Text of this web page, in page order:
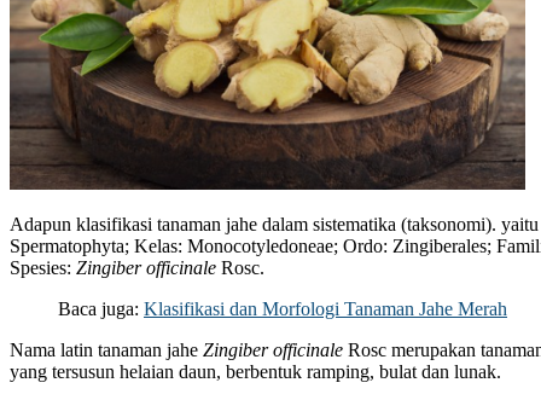
Adapun klasifikasi tanaman jahe dalam sistematika (taksonomi).
Spermatophyta; Kelas: Monocotyledoneae; Ordo: Zingiberales;
Spesies: Zingiber officinale Rosc.
Baca juga: Klasifikasi dan Morfologi Tanaman Jahe Merah
Nama latin tanaman jahe Zingiber officinale Rosc merupakan
yang tersusun helaian daun, berbentuk ramping, bulat dan lunak.